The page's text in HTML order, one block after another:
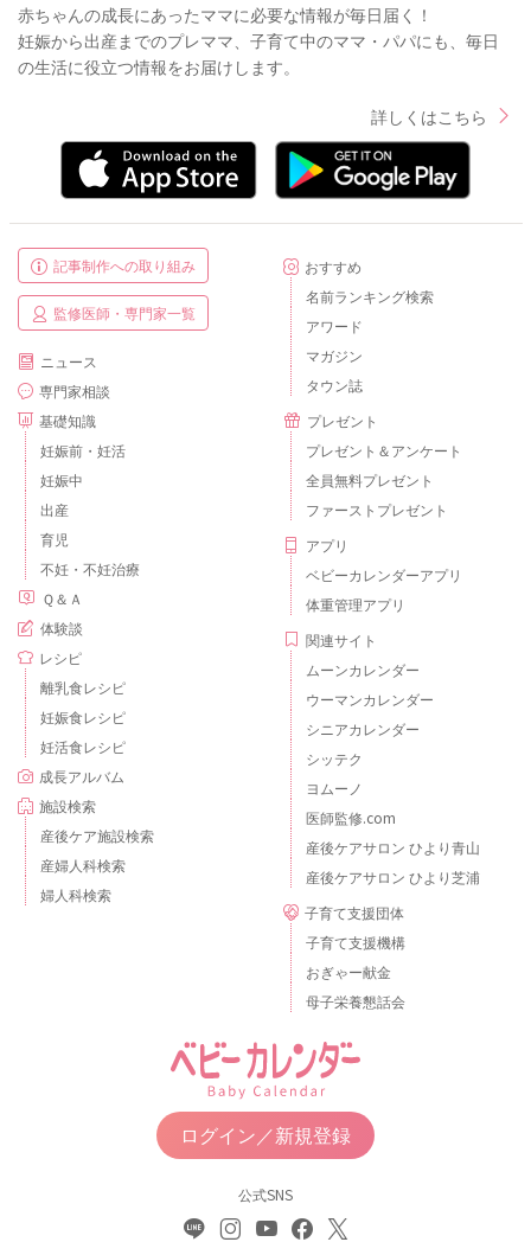
赤ちゃんの成長にあったママに必要な情報が毎日届く！
妊娠から出産までのプレママ、子育て中のママ・パパにも、毎日
の生活に役立つ情報をお届けします。
詳しくはこちら
記事制作への取り組み
監修医師・専門家一覧
ニュース
専門家相談
基礎知識
妊娠前・妊活
妊娠中
出産
育児
不妊・不妊治療
Ｑ＆Ａ
体験談
レシピ
離乳食レシピ
妊娠食レシピ
妊活食レシピ
成長アルバム
施設検索
産後ケア施設検索
産婦人科検索
婦人科検索
おすすめ
名前ランキング検索
アワード
マガジン
タウン誌
プレゼント
プレゼント＆アンケート
全員無料プレゼント
ファーストプレゼント
アプリ
ベビーカレンダーアプリ
体重管理アプリ
関連サイト
ムーンカレンダー
ウーマンカレンダー
シニアカレンダー
シッテク
ヨムーノ
医師監修.com
産後ケアサロン ひより青山
産後ケアサロン ひより芝浦
子育て支援団体
子育て支援機構
おぎゃー献金
母子栄養懇話会
ログイン／新規登録
公式SNS